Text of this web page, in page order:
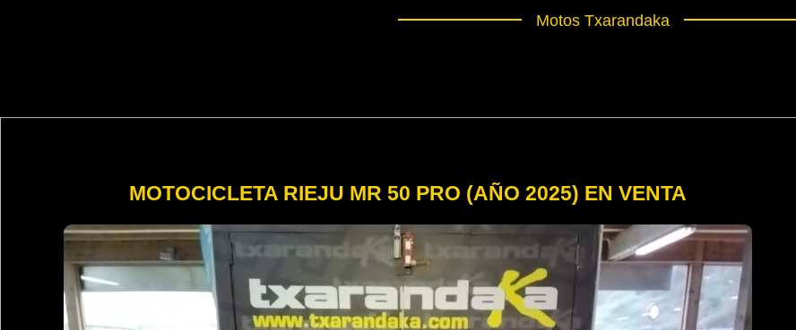
Motos Txarandaka
MOTOCICLETA RIEJU MR 50 PRO (AÑO 2025) EN VENTA